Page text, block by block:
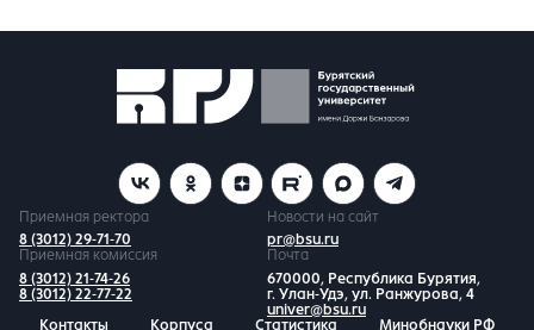
Приемная ректора
8 (3012) 29-71-70
Новости на сайт
pr@bsu.ru
Приемная комиссия
8 (3012) 21-74-26
8 (3012) 22-77-22
Почта
670000, Республика Бурятия,
г. Улан-Удэ, ул. Ранжурова, 4
univer@bsu.ru
Контакты
Корпуса Статистика Минобнауки РФ